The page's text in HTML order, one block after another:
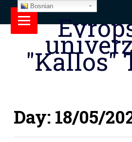
"Kallos"
Day: 18/05/
Bosnian